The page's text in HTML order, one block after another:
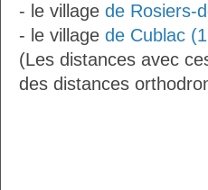
- le village de Rosiers-
- le village de Cublac
(Les distances avec
des distances